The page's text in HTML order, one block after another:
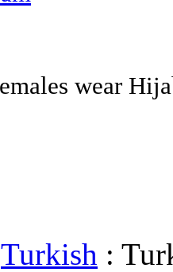
wear
Turkish :